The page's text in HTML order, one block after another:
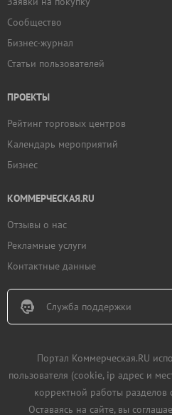
Сообщество
Бизнес-журнал
Статьи пользователей
ПРОЕКТЫ
Рейтинг торговых центров
Календарь мероприятий
Бизнес
КОММЕРЧЕСКАЯ.RU
Отзывы о нас
Рекламные услуги
Контактные данные
Служба поддержки
Портал Коммерческая.RU
пользователя (cookie, ip адрес и
корректной работы разделов
Оставаясь на сайте, вы